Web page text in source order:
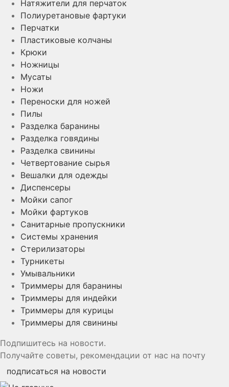
Натяжители для перчаток
Полиуретановые фартуки
Перчатки
Пластиковые колчаны
Крюки
Ножницы
Мусаты
Ножи
Переноски для ножей
Пилы
Разделка баранины
Разделка говядины
Разделка свинины
Четвертование сырья
Вешалки для одежды
Диспенсеры
Мойки сапог
Мойки фартуков
Санитарные пропускники
Системы хранения
Стерилизаторы
Турникеты
Умывальники
Триммеры для баранины
Триммеры для индейки
Триммеры для курицы
Триммеры для свинины
Подпишитесь на новости.
Получайте советы, рекомендации от нас на почту
подписаться на новости